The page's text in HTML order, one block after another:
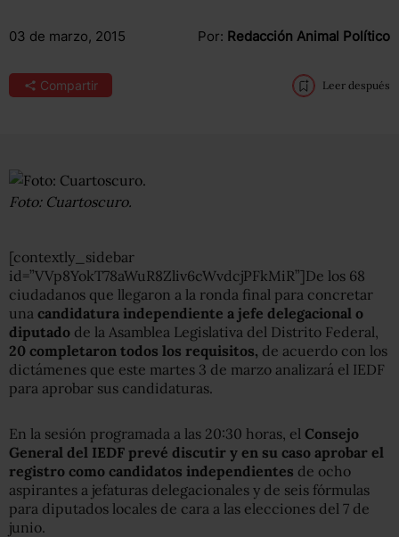
03 de marzo, 2015 Por: Redacción Animal Político
Compartir Leer después
Foto: Cuartoscuro.
[contextly_sidebar
id=”VVp8YokT78aWuR8Zliv6cWvdcjPFkMiR”]De los 68
ciudadanos que llegaron a la ronda final para concretar
una candidatura independiente a jefe delegacional o
diputado de la Asamblea Legislativa del Distrito Federal,
20 completaron todos los requisitos, de acuerdo con los
dictámenes que este martes 3 de marzo analizará el IEDF
para aprobar sus candidaturas.
En la sesión programada a las 20:30 horas, el Consejo
General del IEDF prevé discutir y en su caso aprobar el
registro como candidatos independientes de ocho
aspirantes a jefaturas delegacionales y de seis fórmulas
para diputados locales de cara a las elecciones del 7 de
junio.